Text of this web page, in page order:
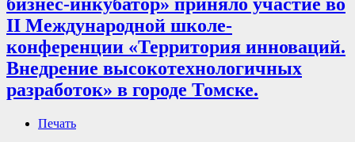
II Международной школе-
конференции «Территория инноваций.
Внедрение высокотехнологичных
разработок» в городе Томске.
Печать